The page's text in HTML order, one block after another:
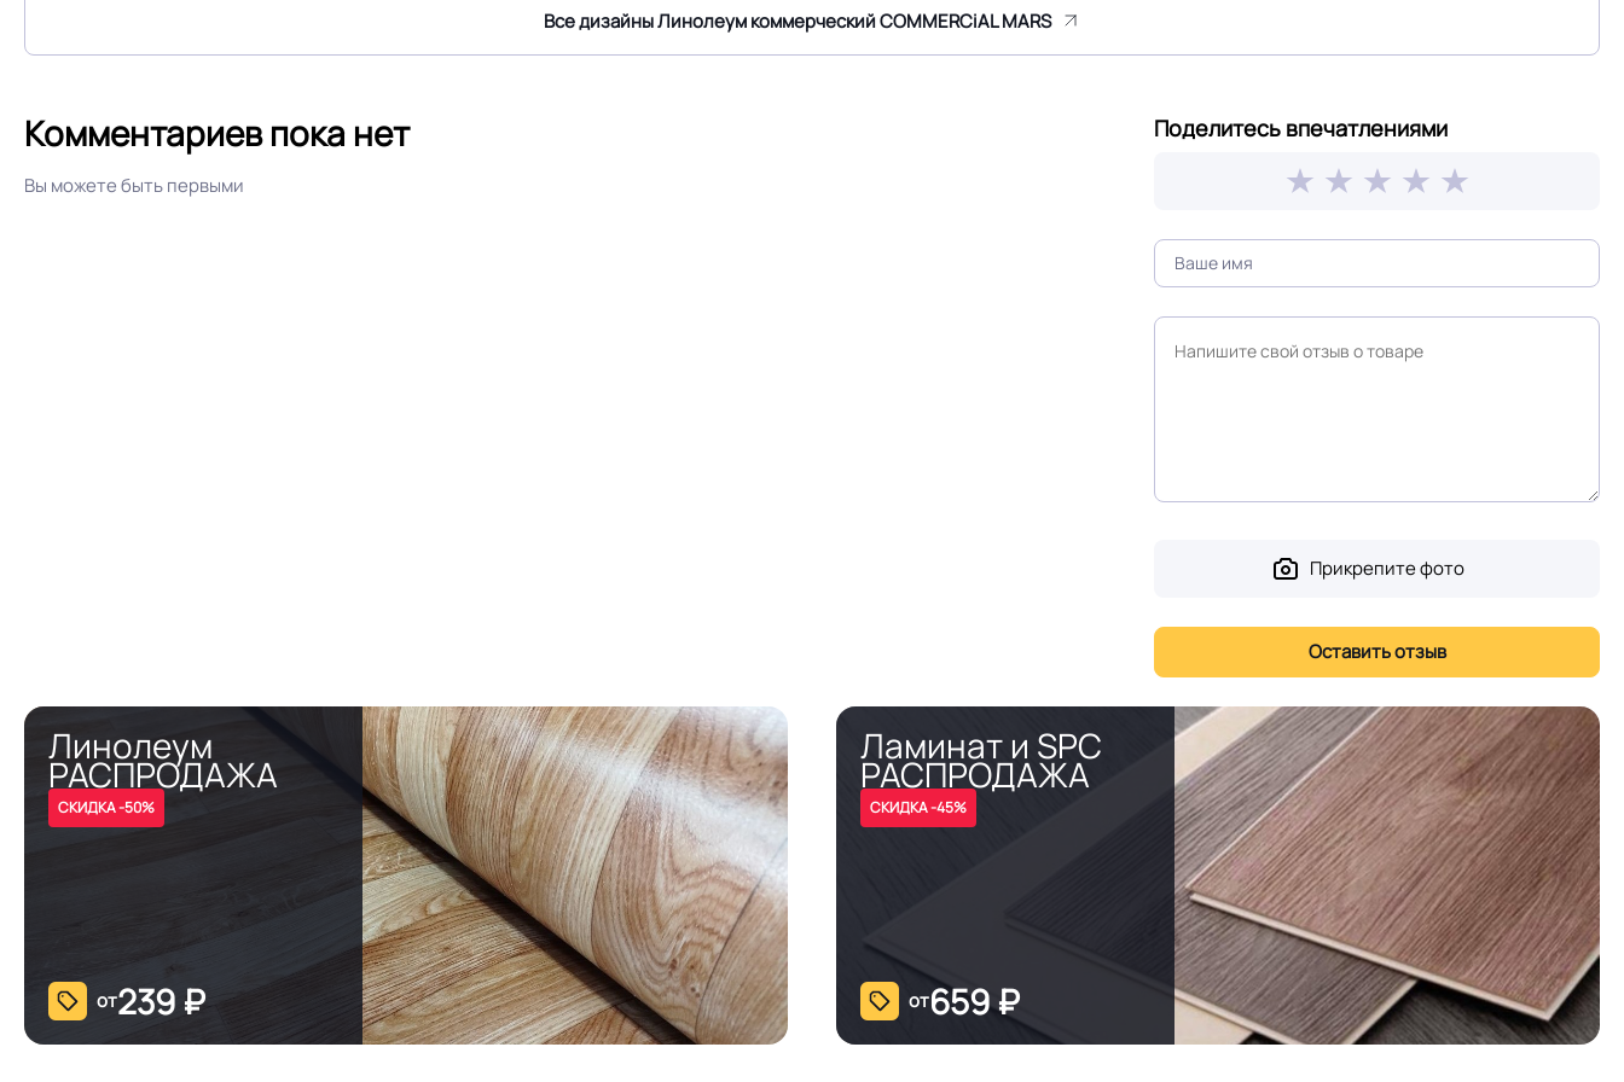
ГОСТ 30402-96 , ГОСТ P51032-97, ГОСТ 12.1.044-
Условия хранения Светло коричневый
Все дизайны Линолеум коммерческий COMMERCiAL MARS
Комментариев пока нет
Вы можете быть первыми
Поделитесь впечатлениями
Прикрепите фото
Линолеум
РАСПРОДАЖА
СКИДКА -50%
от239 ₽
Ламинат и SPC
РАСПРОДАЖА
СКИДКА -45%
от659₽